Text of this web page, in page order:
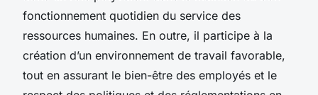
fonctionnement quotidien du service des
ressources humaines. En outre, il participe à la
création d’un environnement de travail favorable,
tout en assurant le bien-être des employés et le